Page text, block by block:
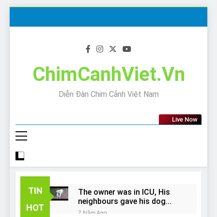
ChimCanhViet.Vn
Diễn Đàn Chim Cảnh Việt Nam
Live Now
TIN
HOT
The owner was in ICU, His
neighbours gave his dog
away!
7 Năm Ago